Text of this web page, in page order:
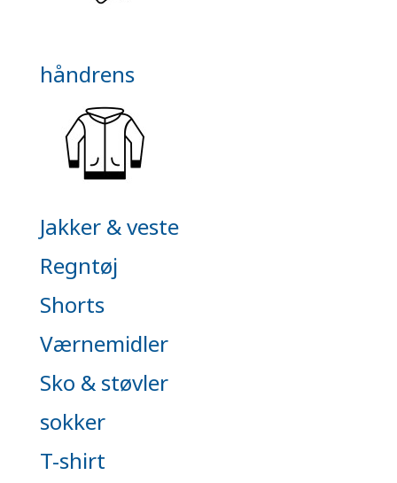
håndrens
Jakker & veste
Regntøj
Shorts
Værnemidler
Sko & støvler
sokker
T-shirt